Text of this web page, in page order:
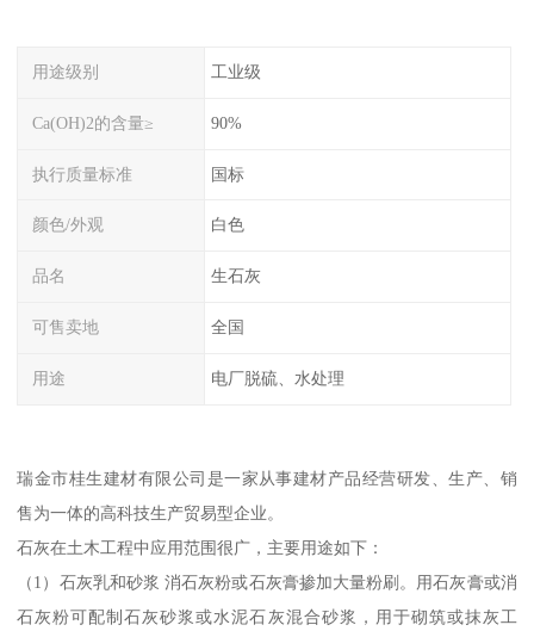
用途级别 工业级
Ca(OH)2的含量≥ 90%
执行质量标准 国标
颜色/外观 白色
品名 生石灰
可售卖地 全国
用途 电厂脱硫、水处理
瑞金市桂生建材有限公司是一家从事建材产品经营研发、生产、销
售为一体的高科技生产贸易型企业。
石灰在土木工程中应用范围很广，主要用途如下：
（1）石灰乳和砂浆 消石灰粉或石灰膏掺加大量粉刷。用石灰膏或消
石灰粉可配制石灰砂浆或水泥石灰混合砂浆，用于砌筑或抹灰工